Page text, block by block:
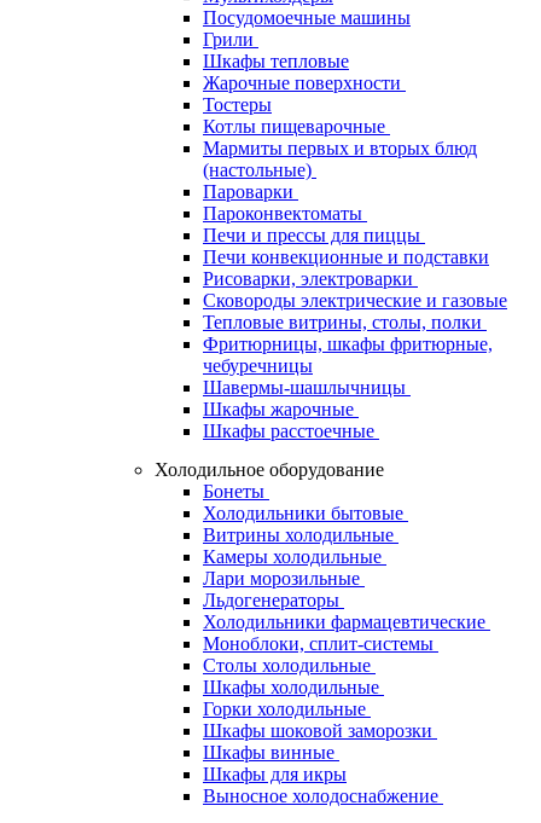
Посудомоечные машины
Грили
Шкафы тепловые
Жарочные поверхности
Тостеры
Котлы пищеварочные
Мармиты первых и вторых блюд
(настольные)
Пароварки
Пароконвектоматы
Печи и прессы для пиццы
Печи конвекционные и подставки
Рисоварки, электроварки
Сковороды электрические и газовые
Тепловые витрины, столы, полки
Фритюрницы, шкафы фритюрные,
чебуречницы
Шавермы-шашлычницы
Шкафы жарочные
Шкафы расстоечные
Холодильное оборудование
Бонеты
Холодильники бытовые
Витрины холодильные
Камеры холодильные
Лари морозильные
Льдогенераторы
Холодильники фармацевтические
Моноблоки, сплит-системы
Столы холодильные
Шкафы холодильные
Горки холодильные
Шкафы шоковой заморозки
Шкафы винные
Шкафы для икры
Выносное холодоснабжение